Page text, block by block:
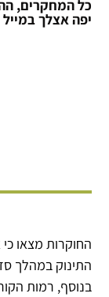
כל המחקרים,
יפה אצלך במייל
החוקרות מצאו
התינוק במהלך
בנוסף, רמות